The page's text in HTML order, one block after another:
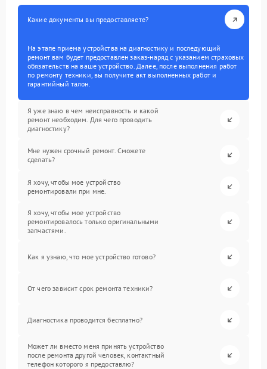
Какие документы вы предоставляете?
На этапе приема устройства на диагностику и последующий
ремонт вам будет предоставлен заказ-наряд с указанием страховых
обязательств на ваше устройство. Далее, после выполнения работ
по ремонту техники, вы получите акт выполненных работ и
гарантийный талон.
Я уже знаю в чем неисправность и какой
ремонт необходим. Для чего проводить
диагностику?
Мне нужен срочный ремонт. Сможете
сделать?
Я хочу, чтобы мое устройство
ремонтировали при мне.
Я хочу, чтобы мое устройство
ремонтировалось только оригинальными
запчастями.
Как я узнаю, что мое устройство готово?
От чего зависит срок ремонта техники?
Диагностика проводится бесплатно?
Может ли вместо меня принять устройство
после ремонта другой человек, контактный
телефон которого я предоставлю?